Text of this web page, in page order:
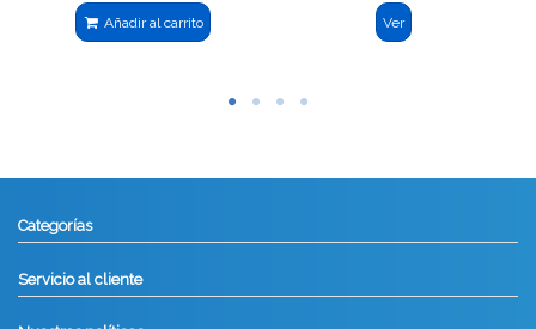
Añadir al carrito Ver
Categorías
Servicio al cliente